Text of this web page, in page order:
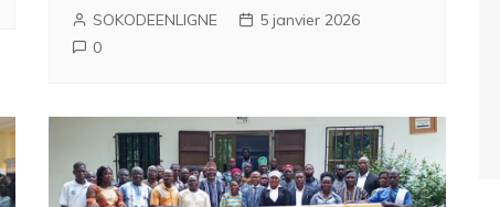
SOKODEENLIGNE
5 janvier 2026
0